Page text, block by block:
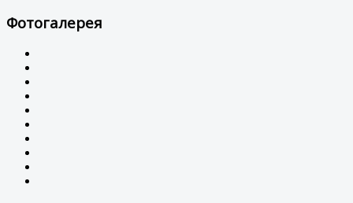
Фотогалерея